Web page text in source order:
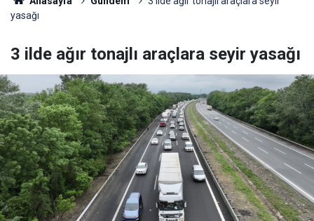
yasağı
3 ilde ağır tonajlı araçlara seyir yasağı